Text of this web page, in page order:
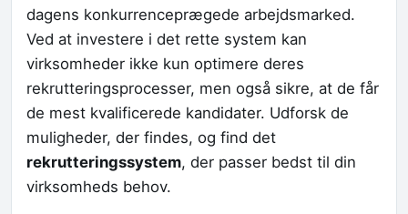
dagens konkurrenceprægede arbejdsmarked.
Ved at investere i det rette system kan
virksomheder ikke kun optimere deres
rekrutteringsprocesser, men også sikre, at de får
de mest kvalificerede kandidater. Udforsk de
muligheder, der findes, og find det
rekrutteringssystem, der passer bedst til din
virksomheds behov.